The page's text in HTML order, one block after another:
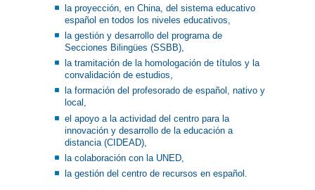
la proyección, en China, del sistema educativo
español en todos los niveles educativos,
la gestión y desarrollo del programa de
Secciones Bilingües (SSBB),
la tramitación de la homologación de títulos y la
convalidación de estudios,
la formación del profesorado de español, nativo y
local,
el apoyo a la actividad del centro para la
innovación y desarrollo de la educación a
distancia (CIDEAD),
la colaboración con la UNED,
la gestión del centro de recursos en español.